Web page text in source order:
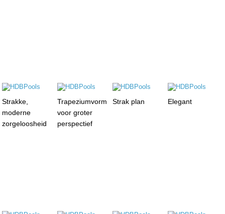
Strakke,
moderne
zorgeloosheid
Trapeziumvorm
voor groter
perspectief
Strak plan Elegant